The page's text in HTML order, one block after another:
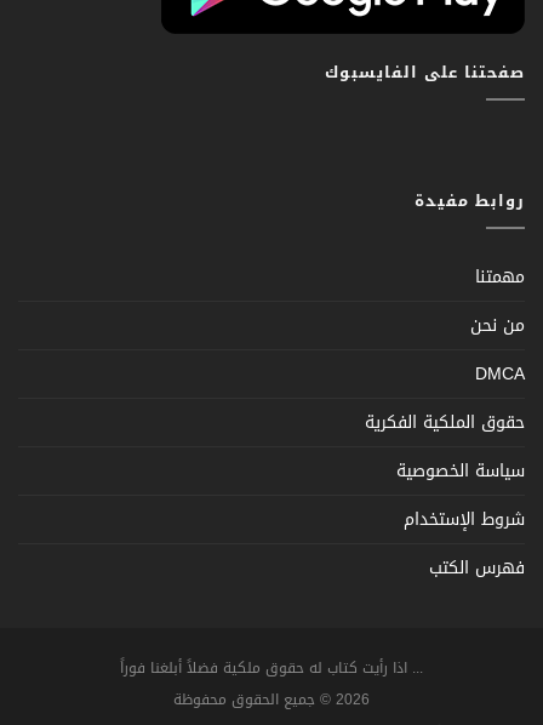
صفحتنا على الفايسبوك
روابط مفيدة
مهمتنا
من نحن
DMCA
حقوق الملكية الفكرية
سياسة الخصوصية
شروط الإستخدام
فهرس الكتب
... اذا رأيت كتاب له حقوق ملكية فضلاً أبلغنا فوراً
2026 © جميع الحقوق محفوظة